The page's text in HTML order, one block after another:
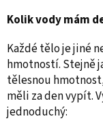
Kolik vody mám
Každé tělo je jiné
hmotností. Stejně
tělesnou
měli za den vypít.
jednoduchý: